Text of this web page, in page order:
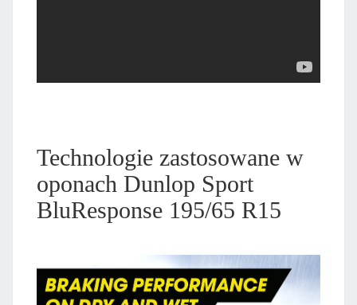
Technologie zastosowane w
oponach Dunlop Sport
BluResponse 195/65 R15